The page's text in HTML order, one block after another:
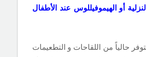
أو الهيموفيللوس عند الأطفال
حالياً من اللقاحات و التطعيمات